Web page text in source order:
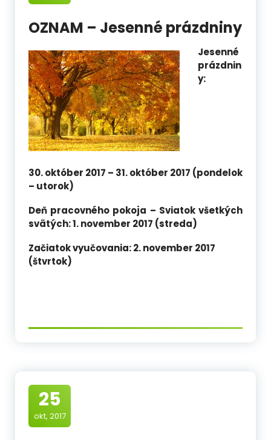
OZNAM – Jesenné prázdniny
Jesenné
prázdnin
y:
30. október 2017 – 31. október 2017 (pondelok
– utorok)
Deň pracovného pokoja – Sviatok všetkých
svätých: 1. november 2017 (streda)
Začiatok vyučovania: 2. november 2017
(štvrtok)
25
okt, 2017